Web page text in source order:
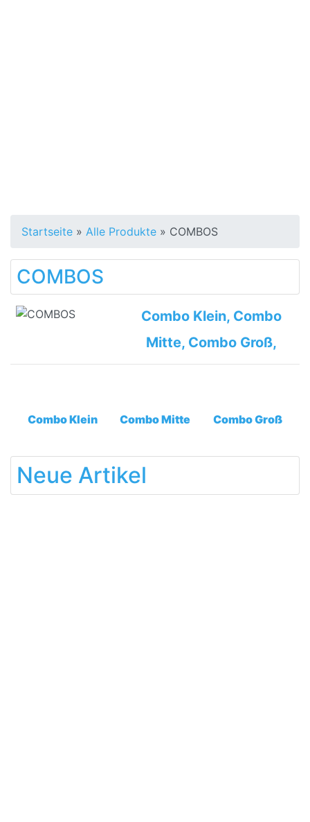
Startseite » Alle Produkte » COMBOS
COMBOS
Combo Klein, Combo
Mitte, Combo Groß,
Combo Klein Combo Mitte Combo Groß
Neue Artikel